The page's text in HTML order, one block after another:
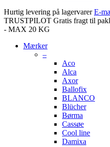
Hurtig levering på lagervarer E-
TRUSTPILOT Gratis fragt til
- MAX 20 KG
Mærker
–
Aco
Alca
Axor
Ballofix
BLANCO
Blücher
Børma
Cassøe
Cool line
Damixa